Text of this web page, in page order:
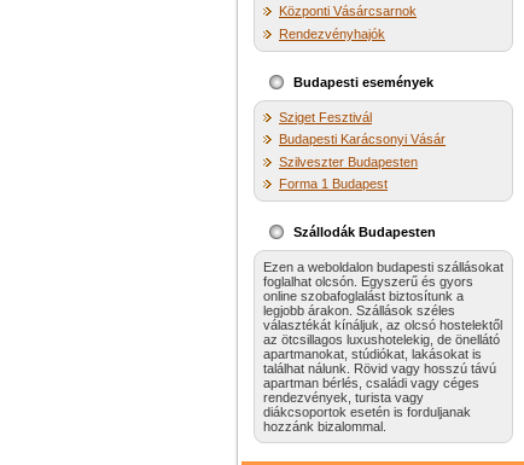
Központi Vásárcsarnok
Rendezvényhajók
Budapesti események
Sziget Fesztivál
Budapesti Karácsonyi Vásár
Szilveszter Budapesten
Forma 1 Budapest
Szállodák Budapesten
Ezen a weboldalon budapesti szállásokat
foglalhat olcsón. Egyszerű és gyors
online szobafoglalást biztosítunk a
legjobb árakon. Szállások széles
választékát kínáljuk, az olcsó hostelektől
az ötcsillagos luxushotelekig, de önellátó
apartmanokat, stúdiókat, lakásokat is
találhat nálunk. Rövid vagy hosszú távú
apartman bérlés, családi vagy céges
rendezvények, turista vagy
diákcsoportok esetén is forduljanak
hozzánk bizalommal.